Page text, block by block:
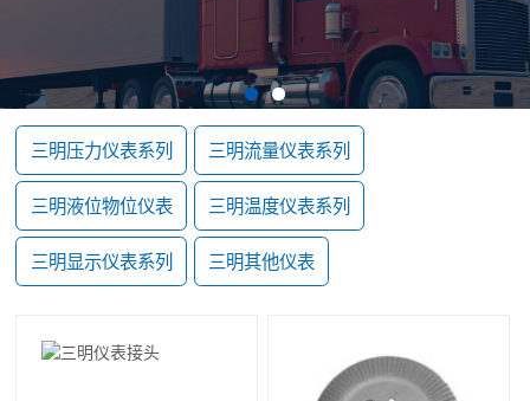
三明压力仪表系列 三明流量仪表系列
三明液位物位仪表 三明温度仪表系列
三明显示仪表系列 三明其他仪表